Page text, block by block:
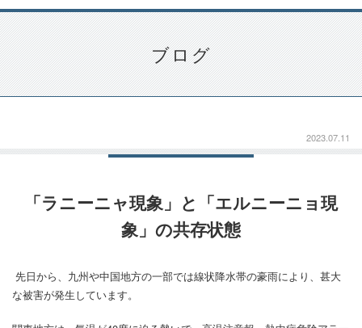
ブログ
2023.07.11
「ラニーニャ現象」と「エルニーニョ現
象」の共存状態
先日から、九州や中国地方の一部では線状降水帯の豪雨により、甚大
な被害が発生しています。